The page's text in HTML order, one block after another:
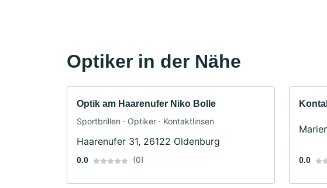
Optiker in der Nähe
Optik am Haarenufer Niko Bolle
Sportbrillen · Optiker · Kontaktlinsen
Haarenufer 31, 26122 Oldenburg
0.0 (0) 0.0